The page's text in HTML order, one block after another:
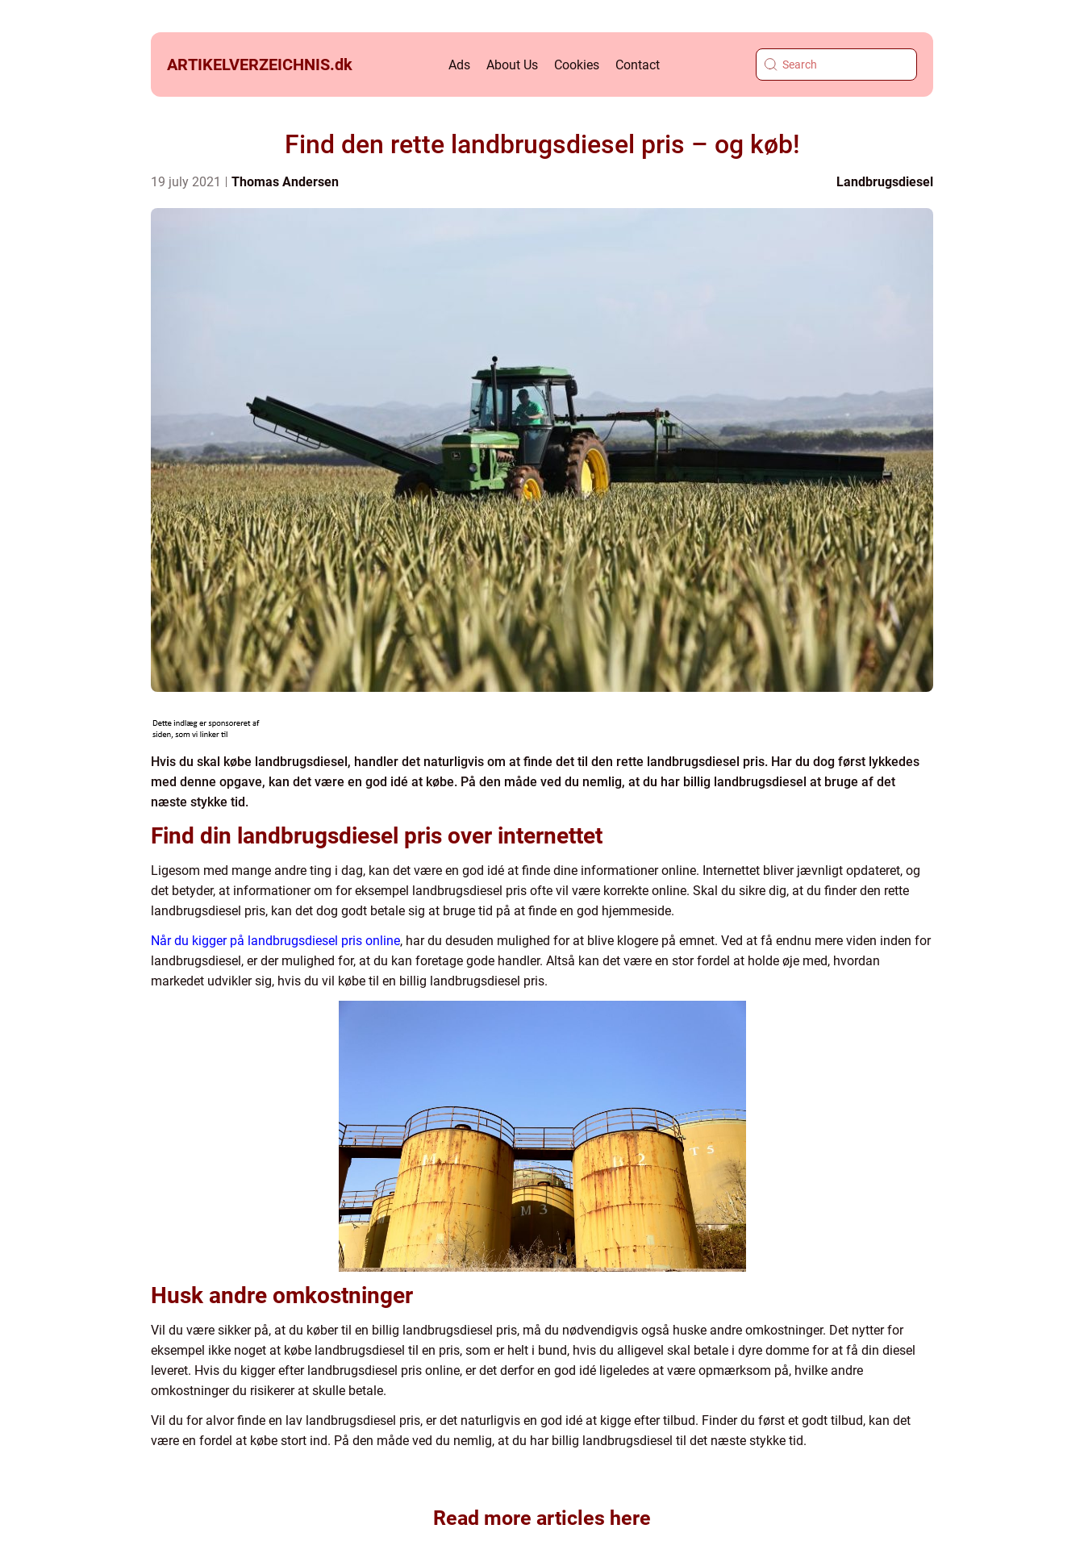
ARTIKELVERZEICHNIS.dk Ads About Us Cookies Contact
Find den rette landbrugsdiesel pris – og køb!
19 july 2021 Thomas Andersen Landbrugsdiesel
Hvis du skal købe landbrugsdiesel, handler det naturligvis om at finde det til den rette landbrugsdiesel pris. Har du dog først lykkedes
med denne opgave, kan det være en god idé at købe. På den måde ved du nemlig, at du har billig landbrugsdiesel at bruge af det
næste stykke tid.
Find din landbrugsdiesel pris over internettet
Ligesom med mange andre ting i dag, kan det være en god idé at finde dine informationer online. Internettet bliver jævnligt opdateret, og
det betyder, at informationer om for eksempel landbrugsdiesel pris ofte vil være korrekte online. Skal du sikre dig, at du finder den rette
landbrugsdiesel pris, kan det dog godt betale sig at bruge tid på at finde en god hjemmeside.
Når du kigger på landbrugsdiesel pris online, har du desuden mulighed for at blive klogere på emnet. Ved at få endnu mere viden inden for
landbrugsdiesel, er der mulighed for, at du kan foretage gode handler. Altså kan det være en stor fordel at holde øje med, hvordan
markedet udvikler sig, hvis du vil købe til en billig landbrugsdiesel pris.
Husk andre omkostninger
Vil du være sikker på, at du køber til en billig landbrugsdiesel pris, må du nødvendigvis også huske andre omkostninger. Det nytter for
eksempel ikke noget at købe landbrugsdiesel til en pris, som er helt i bund, hvis du alligevel skal betale i dyre domme for at få din diesel
leveret. Hvis du kigger efter landbrugsdiesel pris online, er det derfor en god idé ligeledes at være opmærksom på, hvilke andre
omkostninger du risikerer at skulle betale.
Vil du for alvor finde en lav landbrugsdiesel pris, er det naturligvis en god idé at kigge efter tilbud. Finder du først et godt tilbud, kan det
være en fordel at købe stort ind. På den måde ved du nemlig, at du har billig landbrugsdiesel til det næste stykke tid.
Read more articles here